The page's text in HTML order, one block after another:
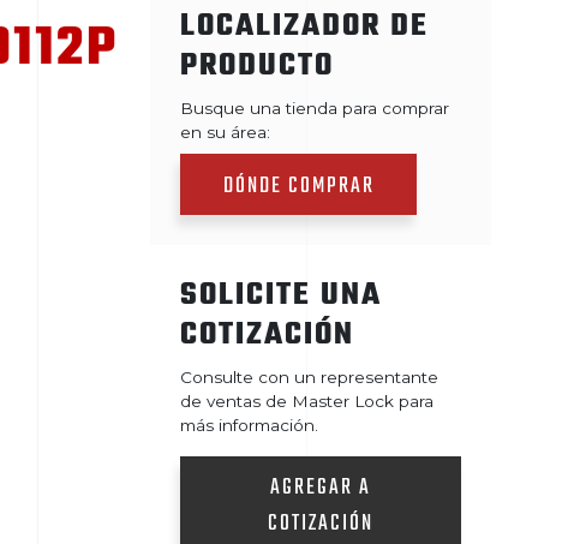
LOCALIZADOR DE
PRODUCTO
Busque una tienda para comprar
en su área:
DÓNDE COMPRAR
SOLICITE UNA
COTIZACIÓN
Consulte con un representante
de ventas de Master Lock para
más información.
AGREGAR A
COTIZACIÓN